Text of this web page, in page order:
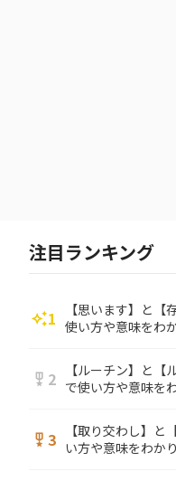
注目ランキング
auto_awesome1
【思います】と
使い方や意味をわ
military_tech 2
【ルーチン】と
で使い方や意味を
military_tech 3
【取り交わし】
い方や意味をわか